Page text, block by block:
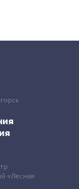
«Лесная